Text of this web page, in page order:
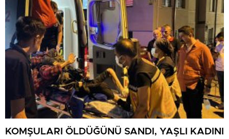
KOMŞULARI ÖLDÜĞÜNÜ SANDI, YAŞLI KADINI